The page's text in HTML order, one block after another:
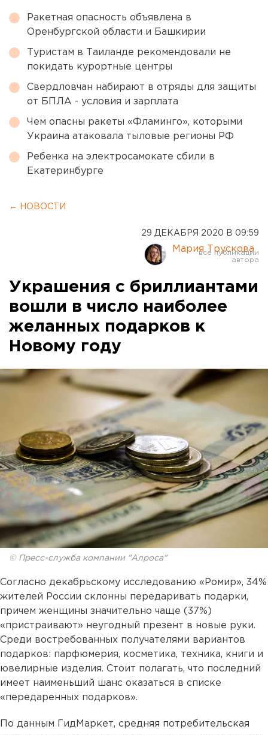
Ракетная опасность объявлена в
Оренбургской области и Башкирии
Туристам в Таиланде рекомендовали не
покидать курортные центры
Свердловчан набирают в отряды для защиты
от БПЛА - условия и зарплата
Чем опасны ракеты «Фламинго», которыми
Украина атаковала тыловые регионы РФ
Ребенка на электросамокате сбили в
Екатеринбурге
← НОВОСТИ
29 ДЕКАБРЯ 2020 В 09:59
Мария Трускова
Украшения с бриллиантами
вошли в число наиболее
желанных подарков к
Новому году
© Пресс-служба компании "Алроса"
Согласно декабрьскому исследованию «Ромир», 34%
жителей России склонны передаривать подарки,
причем женщины значительно чаще (37%)
«пристраивают» неугодный презент в новые руки.
Среди востребованных получателями вариантов
подарков: парфюмерия, косметика, техника, книги и
ювелирные изделия. Стоит полагать, что последний
имеет наименьший шанс оказаться в списке
«передаренных подарков».
По данным ГидМаркет, средняя потребительская